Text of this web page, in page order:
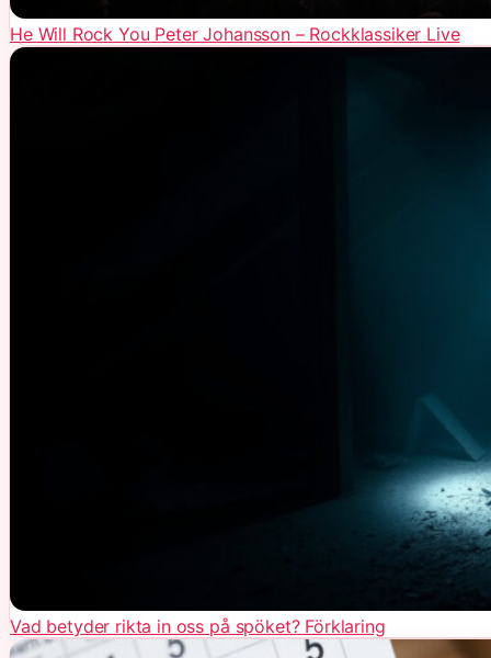
He Will Rock You Peter Johansson – Rockklassiker Live
Vad betyder rikta in oss på spöket? Förklaring